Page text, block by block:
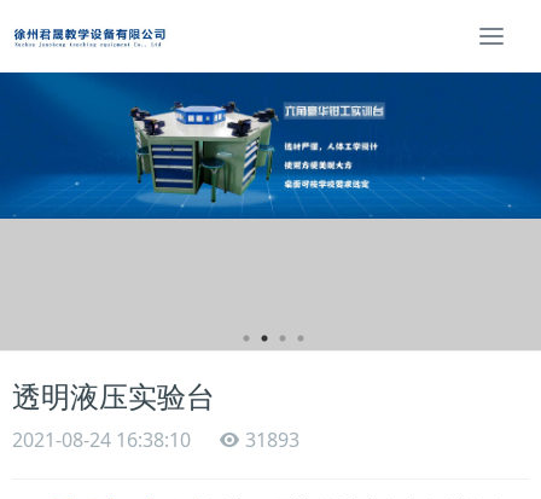
T
o
e
a
t
透明液压实验台
2021-08-24 16:38:10 31893